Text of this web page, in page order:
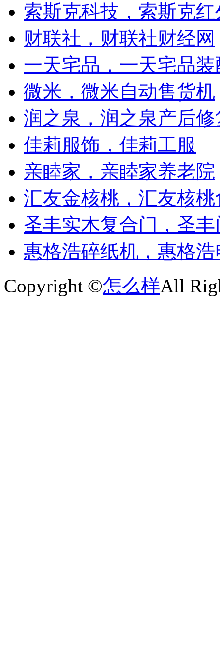
索斯克科技，索斯克
财联社，财联社财经网
一天宅品，一天宅品
微米，微米自动售货机
润之泉，润之泉产后修
佳莉服饰，佳莉工服
亲睦家，亲睦家养老院
汇友金核桃，汇友核桃
圣丰实木复合门，圣丰
惠格浩碎纸机，惠格
Copyright ©怎么样All